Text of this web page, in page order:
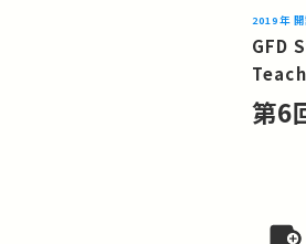
2019年 開
GFD
第6